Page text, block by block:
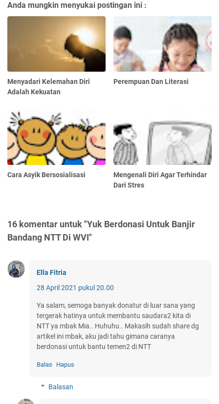
Anda mungkin menyukai postingan ini :
Menyadari Kelemahan Diri
Adalah Kekuatan
Perempuan Dan Literasi
Cara Asyik Bersosialisasi
Mengenali Diri Agar Terhindar
Dari Stres
16 komentar untuk "Yuk Berdonasi Untuk Banjir
Bandang NTT Di WVI"
Ella Fitria
28 April 2021 pukul 20.00
Ya salam, semoga banyak donatur di luar sana yang
tergerak hatinya untuk membantu saudara2 kita di
NTT ya mbak Mia.. Huhuhu.. Makasih sudah share dg
artikel ini mbak, aku jadi tahu gimana caranya
berdonasi untuk bantu temen2 di NTT
Balas Hapus
Balasan